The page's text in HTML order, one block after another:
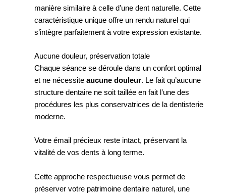
manière similaire à celle d’une dent naturelle. Cette
caractéristique unique offre un rendu naturel qui
s’intègre parfaitement à votre expression existante.
Aucune douleur, préservation totale
Chaque séance se déroule dans un confort optimal
et ne nécessite aucune douleur. Le fait qu’aucune
structure dentaire ne soit taillée en fait l’une des
procédures les plus conservatrices de la dentisterie
moderne.
Votre émail précieux reste intact, préservant la
vitalité de vos dents à long terme.
Cette approche respectueuse vous permet de
préserver votre patrimoine dentaire naturel, une